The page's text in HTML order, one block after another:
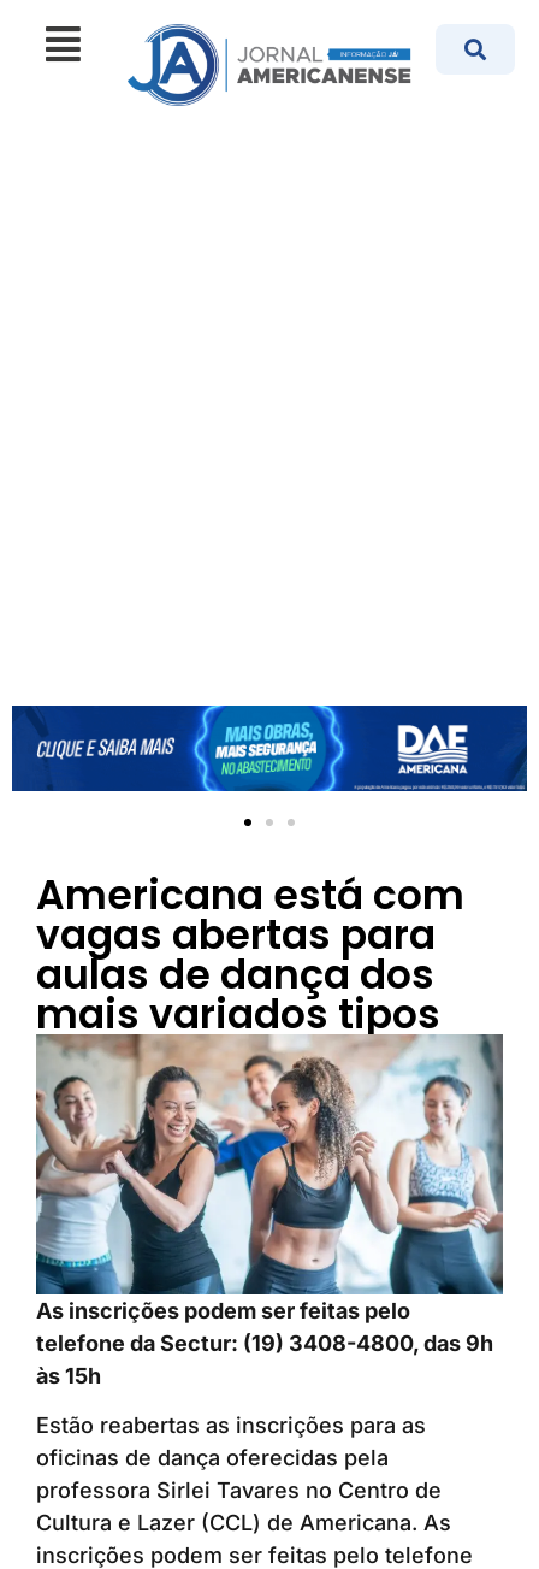
Americana está com
vagas abertas para
aulas de dança dos
mais variados tipos
As inscrições podem ser feitas pelo
telefone da Sectur: (19) 3408-4800, das 9h
às 15h
Estão reabertas as inscrições para as
oficinas de dança oferecidas pela
professora Sirlei Tavares no Centro de
Cultura e Lazer (CCL) de Americana. As
inscrições podem ser feitas pelo telefone